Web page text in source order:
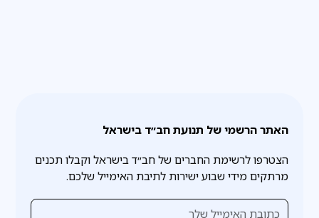
האתר הרשמי של תנועת חב״ד בישראל
הצטרפו לרשימת החברים של חב״ד בישראל וקבלו תכנים
מרתקים מידי שבוע ישירות לתיבת האימייל שלכם.